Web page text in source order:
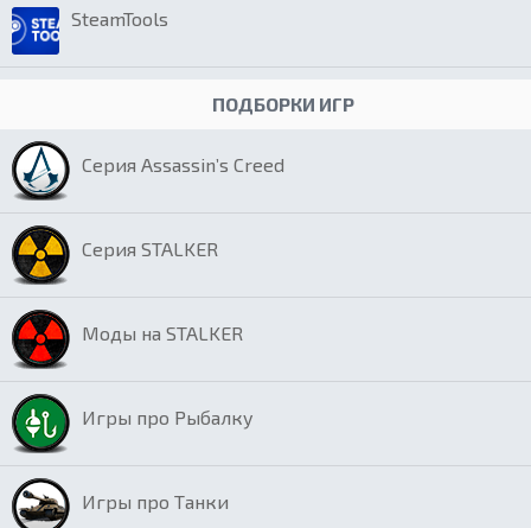
SteamTools
ПОДБОРКИ ИГР
Серия Assassin’s Creed
Серия STALKER
Моды на STALKER
Игры про Рыбалку
Игры про Танки